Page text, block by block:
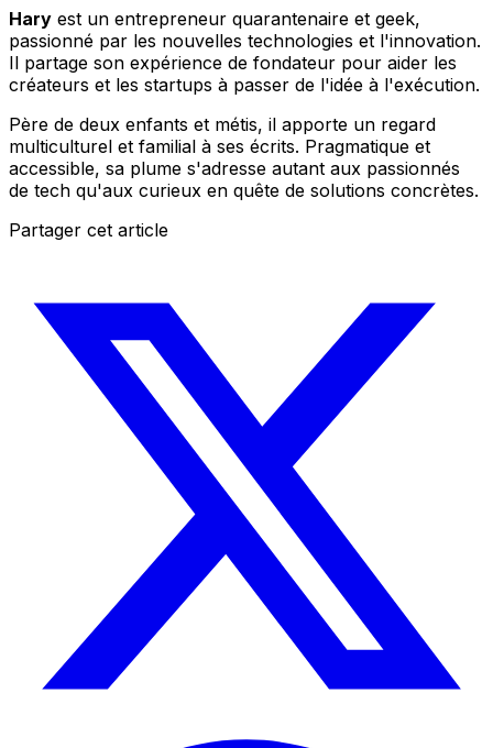
Hary est un entrepreneur quarantenaire et geek,
passionné par les nouvelles technologies et l'innovation.
Il partage son expérience de fondateur pour aider les
créateurs et les startups à passer de l'idée à l'exécution.
Père de deux enfants et métis, il apporte un regard
multiculturel et familial à ses écrits. Pragmatique et
accessible, sa plume s'adresse autant aux passionnés
de tech qu'aux curieux en quête de solutions concrètes.
Partager cet article